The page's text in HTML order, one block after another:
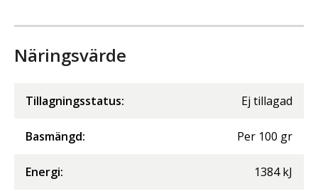
Näringsvärde
Tillagningsstatus: Ej tillagad
Basmängd: Per 100 gr
Energi: 1384 kJ